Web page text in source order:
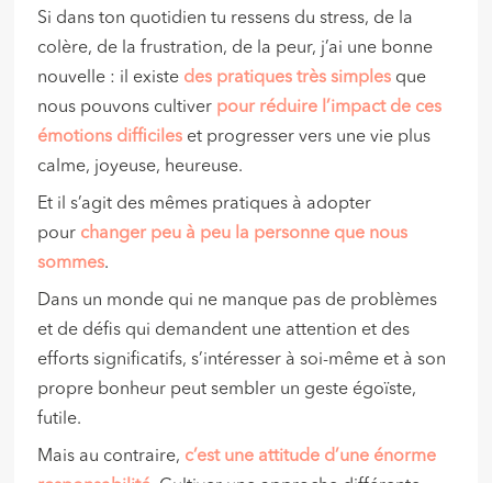
Si dans ton quotidien tu ressens du stress, de la
colère, de la frustration, de la peur, j’ai une bonne
nouvelle : il existe des pratiques très simples que
nous pouvons cultiver pour réduire l’impact de ces
émotions difficiles et progresser vers une vie plus
calme, joyeuse, heureuse.
Et il s’agit des mêmes pratiques à adopter
pour changer peu à peu la personne que nous
sommes.
Dans un monde qui ne manque pas de problèmes
et de défis qui demandent une attention et des
efforts significatifs, s’intéresser à soi-même et à son
propre bonheur peut sembler un geste égoïste,
futile.
Mais au contraire, c’est une attitude d’une énorme